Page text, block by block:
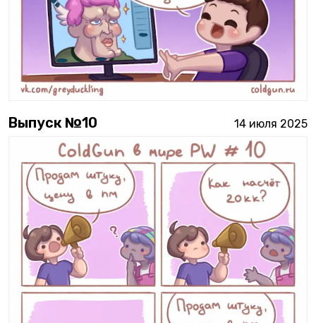
Выпуск №10 14 июля 2025